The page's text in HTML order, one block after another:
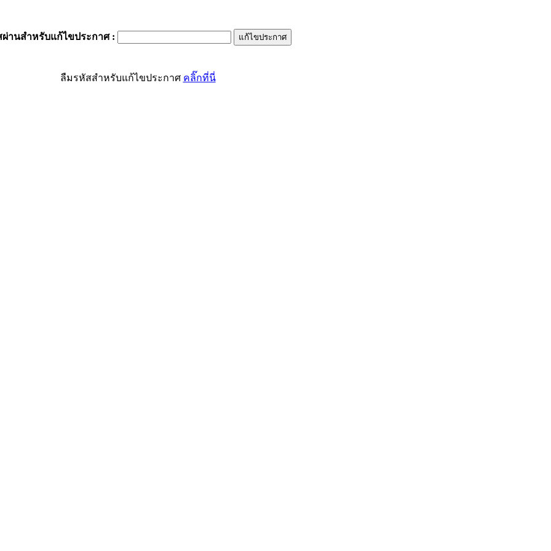
ผ่านสำหรับแก้ไขประกาศ:
ลืมรหัสสำหรับแก้ไขประกาศ คลิ๊กที่นี่